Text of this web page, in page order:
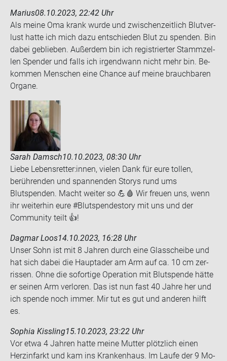
Marius08.10.2023, 22:42 Uhr
Als meine Oma krank wurde und zwi­schen­zeit­lich Blut­ver­
lust hatte ich mich dazu ent­schie­den Blut zu spen­den. Bin
dabei ge­blie­ben. Au­ßer­dem bin ich re­gis­trier­ter Stamm­zel­
len Spen­der und falls ich ir­gend­wann nicht mehr bin. Be­
kom­men Men­schen eine Chan­ce auf meine brauch­ba­ren
Or­ga­ne.
Sarah Damsch10.10.2023, 08:30 Uhr
Liebe Lebensretter:innen, vielen Dank für eure tollen,
berührenden und spannenden Storys rund ums
Blutspenden. Macht weiter so 💪🩸 Wir freuen uns, wenn
ihr weiterhin eure #Blutspendestory mit uns und der
Community teilt 👍!
Dagmar Loos14.10.2023, 16:28 Uhr
Unser Sohn ist mit 8 Jah­ren durch eine Glas­schei­be und
hat sich dabei die Haupt­ader am Arm auf ca. 10 cm zer­
ris­sen. Ohne die so­for­ti­ge Ope­ra­ti­on mit Blut­spen­de hätte
er sei­nen Arm ver­lo­ren. Das ist nun fast 40 Jahre her und
ich spen­de noch immer. Mir tut es gut und an­de­ren hilft
es.
Sophia Kissling15.10.2023, 23:22 Uhr
Vor etwa 4 Jah­ren hatte meine Mut­ter plötz­lich einen
Herz­in­farkt und kam ins Kran­ken­haus. Im Laufe der 9 Mo­